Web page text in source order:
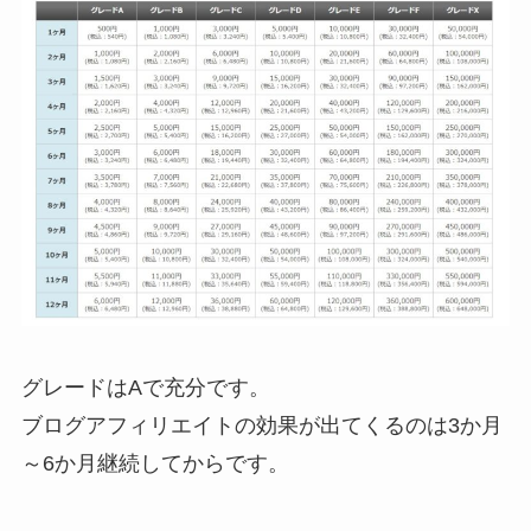
グレードはAで充分です。
ブログアフィリエイトの効果が出てくるのは3か月
～6か月継続してからです。